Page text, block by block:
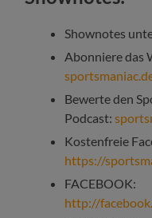
Shownotes
Abonniere das
Bewerte den
Podcast:
Kostenfreie
https://
FACEBOOK:
http://